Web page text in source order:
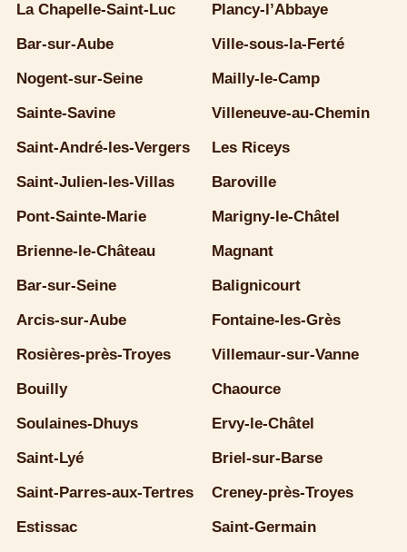
La Chapelle-Saint-Luc
Bar-sur-Aube
Nogent-sur-Seine
Sainte-Savine
Saint-André-les-Vergers
Saint-Julien-les-Villas
Pont-Sainte-Marie
Brienne-le-Château
Bar-sur-Seine
Arcis-sur-Aube
Rosières-près-Troyes
Bouilly
Soulaines-Dhuys
Saint-Lyé
Saint-Parres-aux-Tertres
Estissac
Plancy-l’Abbaye
Ville-sous-la-Ferté
Mailly-le-Camp
Villeneuve-au-Chemin
Les Riceys
Baroville
Marigny-le-Châtel
Magnant
Balignicourt
Fontaine-les-Grès
Villemaur-sur-Vanne
Chaource
Ervy-le-Châtel
Briel-sur-Barse
Creney-près-Troyes
Saint-Germain